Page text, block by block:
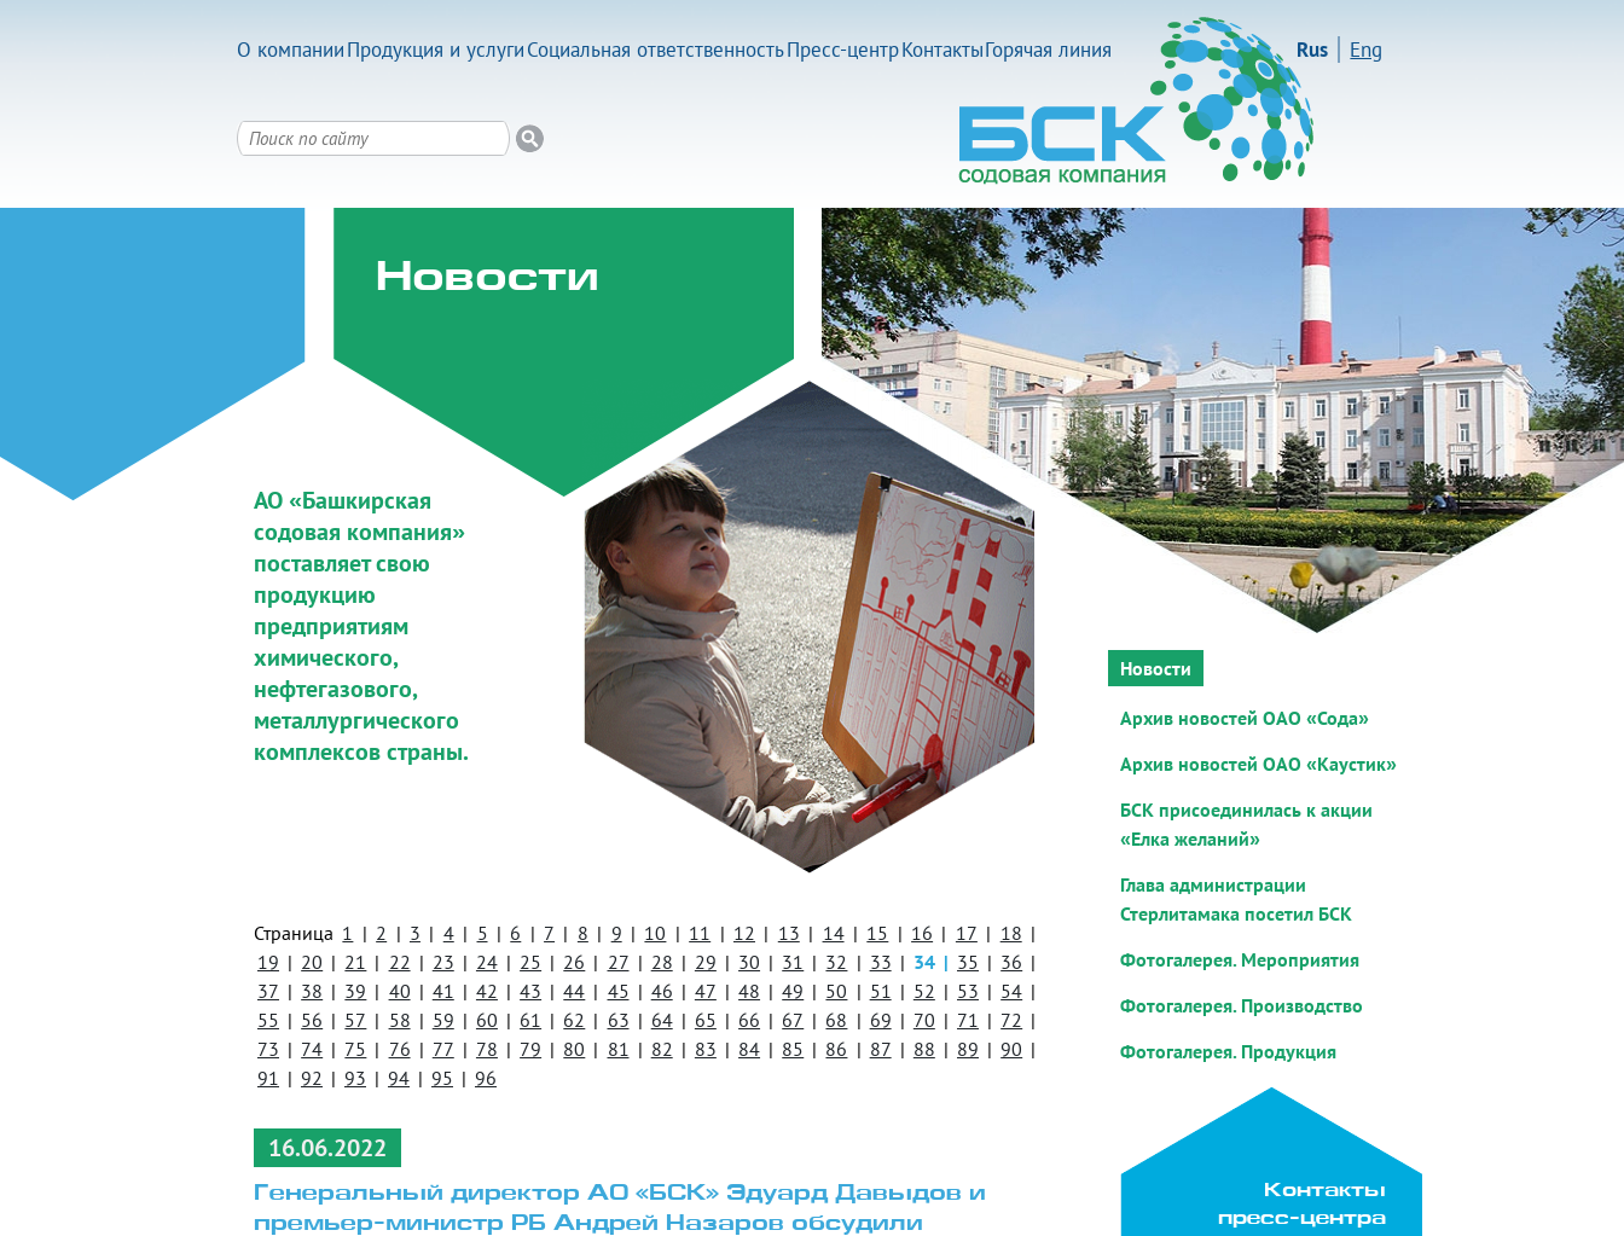
О компанииПродукция и услугиСоциальная ответственностьПресс-центрКонтактыГорячая линия Rus Eng
Новости
АО «Башкирская
содовая компания»
поставляет свою
продукцию
предприятиям
химического,
нефтегазового,
металлургического
комплексов страны.
Страница 1 | 2 | 3 | 4 | 5 | 6 | 7 | 8 | 9 | 10 | 11 | 12 | 13 | 14 | 15 | 16 | 17 | 18 |
19 | 20 | 21 | 22 | 23 | 24 | 25 | 26 | 27 | 28 | 29 | 30 | 31 | 32 | 33 | 34 | 35 | 36 |
37 | 38 | 39 | 40 | 41 | 42 | 43 | 44 | 45 | 46 | 47 | 48 | 49 | 50 | 51 | 52 | 53 | 54 |
55 | 56 | 57 | 58 | 59 | 60 | 61 | 62 | 63 | 64 | 65 | 66 | 67 | 68 | 69 | 70 | 71 | 72 |
73 | 74 | 75 | 76 | 77 | 78 | 79 | 80 | 81 | 82 | 83 | 84 | 85 | 86 | 87 | 88 | 89 | 90 |
91 | 92 | 93 | 94 | 95 | 96
16.06.2022
Генеральный директор АО «БСК» Эдуард Давыдов и
премьер-министр РБ Андрей Назаров обсудили
Новости
Архив новостей ОАО «Сода»
Архив новостей ОАО «Каустик»
БСК присоединилась к акции
«Елка желаний»
Глава администрации
Стерлитамака посетил БСК
Фотогалерея. Мероприятия
Фотогалерея. Производство
Фотогалерея. Продукция
Контакты
пресс-центра